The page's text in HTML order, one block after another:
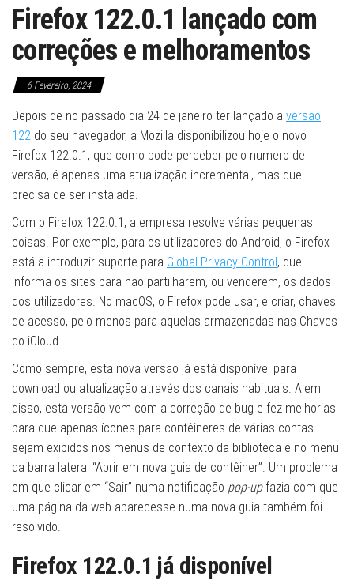
Firefox 122.0.1 lançado com
correções e melhoramentos
6 Fevereiro, 2024
Depois de no passado dia 24 de janeiro ter lançado a versão
122 do seu navegador, a Mozilla disponibilizou hoje o novo
Firefox 122.0.1, que como pode perceber pelo numero de
versão, é apenas uma atualização incremental, mas que
precisa de ser instalada.
Com o Firefox 122.0.1, a empresa resolve várias pequenas
coisas. Por exemplo, para os utilizadores do Android, o Firefox
está a introduzir suporte para Global Privacy Control, que
informa os sites para não partilharem, ou venderem, os dados
dos utilizadores. No macOS, o Firefox pode usar, e criar, chaves
de acesso, pelo menos para aquelas armazenadas nas Chaves
do iCloud.
Como sempre, esta nova versão já está disponível para
download ou atualização através dos canais habituais. Alem
disso, esta versão vem com a correção de bug e fez melhorias
para que apenas ícones para contêineres de várias contas
sejam exibidos nos menus de contexto da biblioteca e no menu
da barra lateral “Abrir em nova guia de contêiner”. Um problema
em que clicar em “Sair” numa notificação pop-upfazia com que
uma página da web aparecesse numa nova guia também foi
resolvido.
Firefox 122.0.1 já disponível